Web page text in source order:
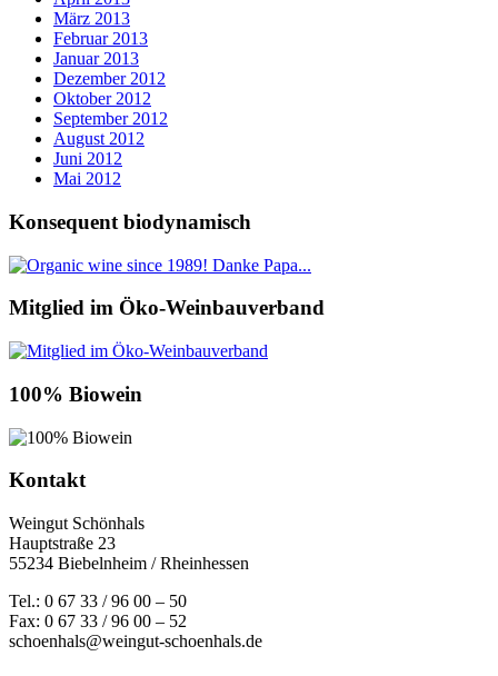
März 2013
Februar 2013
Januar 2013
Dezember 2012
Oktober 2012
September 2012
August 2012
Juni 2012
Mai 2012
Konsequent biodynamisch
Mitglied im Öko-Weinbauverband
100% Biowein
Kontakt
Weingut Schönhals
Hauptstraße 23
55234 Biebelnheim / Rheinhessen
Tel.: 0 67 33 / 96 00 – 50
Fax: 0 67 33 / 96 00 – 52
schoenhals@weingut-schoenhals.de